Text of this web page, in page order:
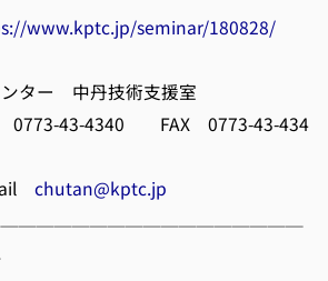
www.kptc.jp/seminar/180828/
ー 中丹技術支援室
4340 FAX 0773-43-434
chutan@kptc.jp